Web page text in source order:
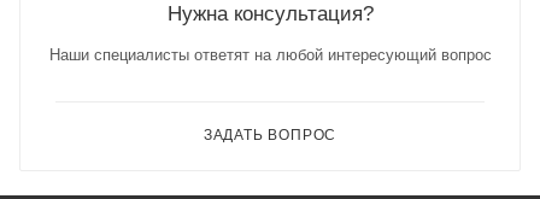
Нужна консультация?
Наши специалисты ответят на любой интересующий вопрос
ЗАДАТЬ ВОПРОС